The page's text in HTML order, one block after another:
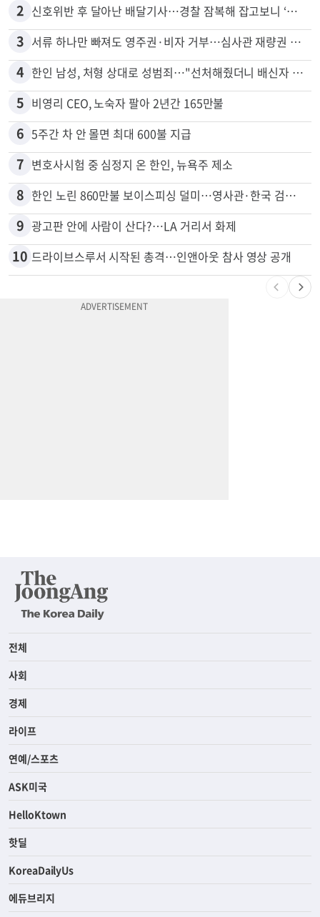
2 신호위반 후 달아난 배달기사…경찰 잠복해 잡고보니 ‘반전’
3 서류 하나만 빠져도 영주권·비자 거부…심사관 재량권 대폭 확대
4 한인 남성, 처형 상대로 성범죄…"선처해줬더니 배신자 취급"
5 비영리 CEO, 노숙자 팔아 2년간 165만불
6 5주간 차 안 몰면 최대 600불 지급
7 변호사시험 중 심정지 온 한인, 뉴욕주 제소
8 한인 노린 860만불 보이스피싱 덜미…영사관·한국 검찰 사칭
9 광고판 안에 사람이 산다?…LA 거리서 화제
10 드라이브스루서 시작된 총격…인앤아웃 참사 영상 공개
전체
사회
경제
라이프
연예/스포츠
ASK미국
HelloKtown
핫딜
KoreaDailyUs
에듀브리지